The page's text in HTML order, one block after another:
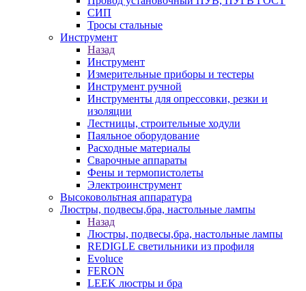
СИП
Тросы стальные
Инструмент
Назад
Инструмент
Измерительные приборы и тестеры
Инструмент ручной
Инструменты для опрессовки, резки и
изоляции
Лестницы, строительные ходули
Паяльное оборудование
Расходные материалы
Сварочные аппараты
Фены и термопистолеты
Электроинструмент
Высоковольтная аппаратура
Люстры, подвесы,бра, настольные лампы
Назад
Люстры, подвесы,бра, настольные лампы
REDIGLE светильники из профиля
Evoluce
FERON
LEEK люстры и бра